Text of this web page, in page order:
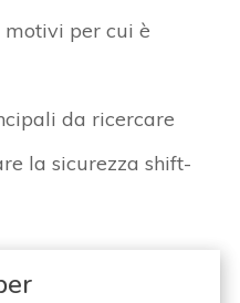
motivi per cui è
da ricercare
la sicurezza shift-